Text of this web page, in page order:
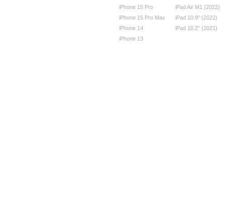
iPhone 15 Pro
iPhone 15 Pro Max
iPhone 14
iPhone 13
iPad Air M1 (2022)
iPad 10.9" (2022)
iPad 10.2" (2021)